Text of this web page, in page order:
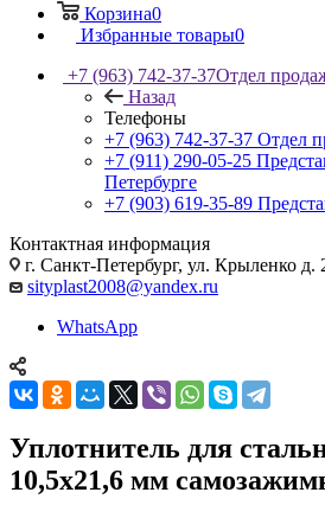
Корзина0
Избранные товары0
+7 (963) 742-37-37Отдел
Назад
Телефоны
+7 (963) 742-37-37 Отдел
+7 (911) 290-05-25
Петербурге
+7 (903) 619-35-89
Контактная информация
г. Санкт-Петербург, ул. Крыленко д.
sityplast2008@yandex.ru
WhatsApp
Уплотнитель для
10,5х21,6 мм